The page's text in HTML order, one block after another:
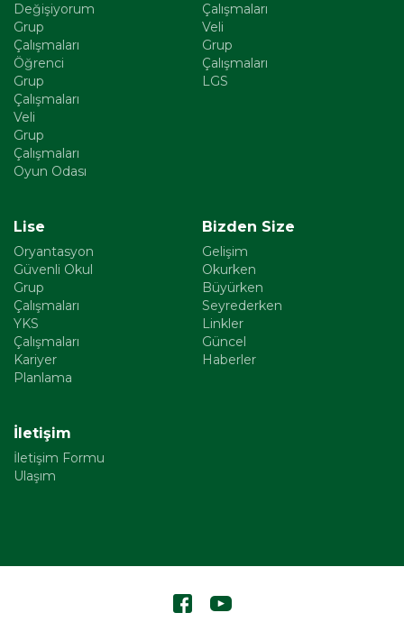
Değişiyorum
Grup
Çalışmaları
Öğrenci
Grup
Çalışmaları
Veli
Grup
Çalışmaları
Oyun Odası
Çalışmaları
Veli
Grup
Çalışmaları
LGS
Lise
Oryantasyon
Güvenli Okul
Grup
Çalışmaları
YKS
Çalışmaları
Kariyer
Planlama
Bizden Size
Gelişim
Okurken
Büyürken
Seyrederken
Linkler
Güncel
Haberler
İletişim
İletişim Formu
Ulaşım